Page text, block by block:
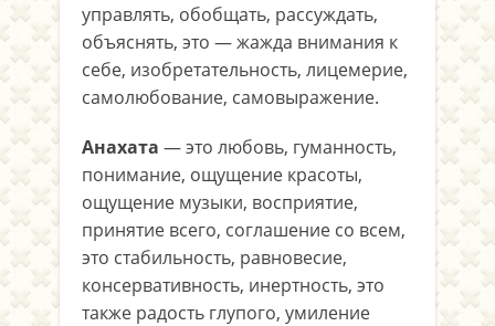
управлять, обобщать, рассуждать,
объяснять, это — жажда внимания к
себе, изобретательность, лицемерие,
самолюбование, самовыражение.
Анахата — это любовь, гуманность,
понимание, ощущение красоты,
ощущение музыки, восприятие,
принятие всего, соглашение со всем,
это стабильность, равновесие,
консервативность, инертность, это
также радость глупого, умиление